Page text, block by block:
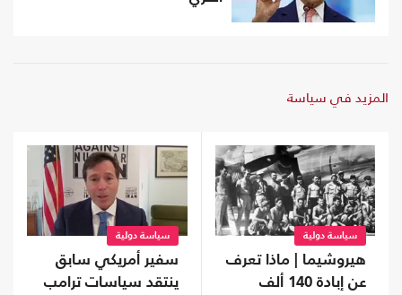
المزيد في سياسة
سياسة دولية
هيروشيما | ماذا تعرف
عن إبادة 140 ألف
سياسة دولية
سفير أمريكي سابق
ينتقد سياسات ترامب